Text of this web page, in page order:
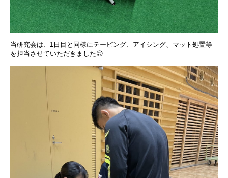
当研究会は、1日目と同様にテーピング、アイシング、マット処置等
を担当させていただきました😊